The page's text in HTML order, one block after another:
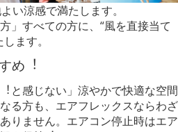
い涼感で満たします。
」すべての方に、“風を直接当て
ます。
め︕
と感じない」涼やかで快適な空間
る方も、エアフレックスならわざ
りません。エアコン停止時はエア